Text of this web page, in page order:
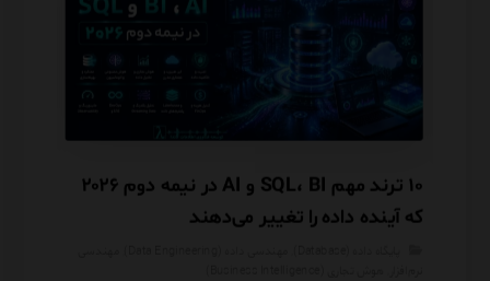
۱۰ ترند مهم SQL، BI و AI در نیمه دوم ۲۰۲۶
که آینده داده را تغییر می‌دهند